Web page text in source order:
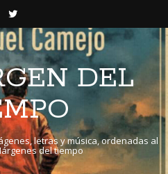
DEL
letras y música, ordenadas al
del tiempo